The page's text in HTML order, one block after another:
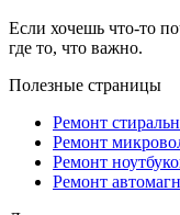
Если хочешь что-то
где то, что важно.
Полезные страницы
Ремонт
Ремонт
Ремонт
Ремонт